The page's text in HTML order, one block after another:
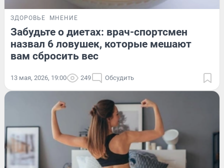
ЗДОРОВЬЕ МНЕНИЕ
Забудьте о диетах: врач-спортсмен
назвал 6 ловушек, которые мешают
вам сбросить вес
13 мая, 2026, 19:00 249 Обсудить